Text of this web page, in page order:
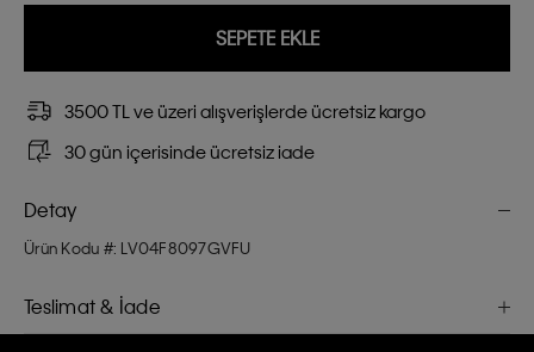
SEPETE EKLE
3500 TL ve üzeri alışverişlerde ücretsiz kargo
30 gün içerisinde ücretsiz iade
Detay
Ürün Kodu #: LV04F8097GVFU
Teslimat & İade